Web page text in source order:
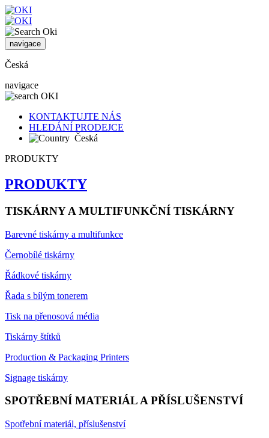
navigace
Česká
navigace
KONTAKTUJTE NÁS
HLEDÁNÍ PRODEJCE
Česká
PRODUKTY
PRODUKTY
TISKÁRNY A MULTIFUNKČNÍ TISKÁRNY
Barevné tiskárny a multifunkce
Černobílé tiskárny
Řádkové tiskárny
Řada s bílým tonerem
Tisk na přenosová média
Tiskárny štítků
Production & Packaging Printers
Signage tiskárny
SPOTŘEBNÍ MATERIÁL A PŘÍSLUŠENSTVÍ
Spotřební materiál, příslušenství